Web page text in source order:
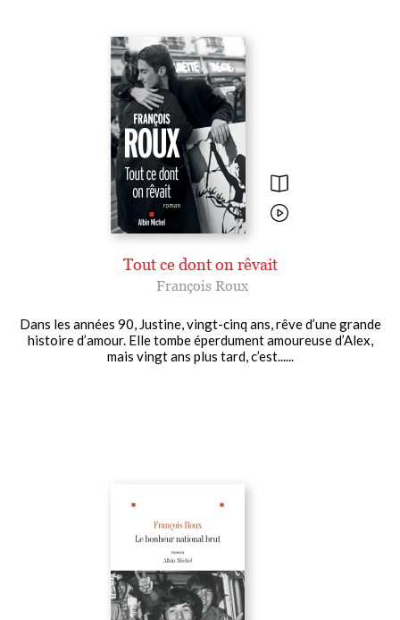
Tout ce dont on rêvait
François Roux
Dans les années 90, Justine, vingt-cinq ans, rêve d’une grande
histoire d’amour. Elle tombe éperdument amoureuse d’Alex,
mais vingt ans plus tard, c’est......